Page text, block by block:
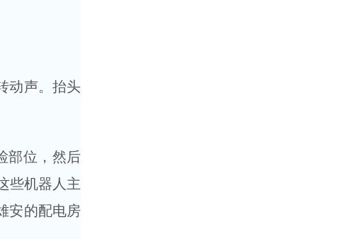
动声。抬头
部位，然后
些机器人主
安的配电房